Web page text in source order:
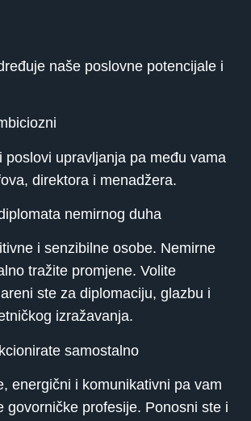
naše poslovne potencijale i
poslovi upravljanja pa među vama
direktora i menadžera.
nemirnog duha
i senzibilne osobe. Nemirne
tražite promjene. Volite
ste za diplomaciju, glazbu i
izražavanja.
samostalno
energični i komunikativni pa vam
govorničke profesije. Ponosni ste i